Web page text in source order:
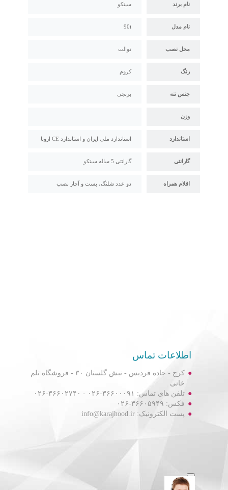
نام برند سیتکو
نام مدل 90i
محل نصب توالت
رنگ کروم
جنس تنه برنجی
وزن
استاندارد استاندارد ملی ایران و استاندارد CE اروپا
گارانتی گارانتی 5 ساله سیتکو
اقلام همراه دو عدد شلنگ، بست و آچار نصب
اطلاعات تماس
کرج - جاده فردیس - نبش گلستان ۳۰ - فروشگاه تلم
خانی
تلفن های تماس: ۳۶۶۰۰۰۹۱-۰۲۶ - ۳۶۶۰۲۷۴۰-۰۲۶
فکس: ۳۶۶۰۵۹۴۹-۰۲۶
پست الکترونیک: info@karajhood.ir